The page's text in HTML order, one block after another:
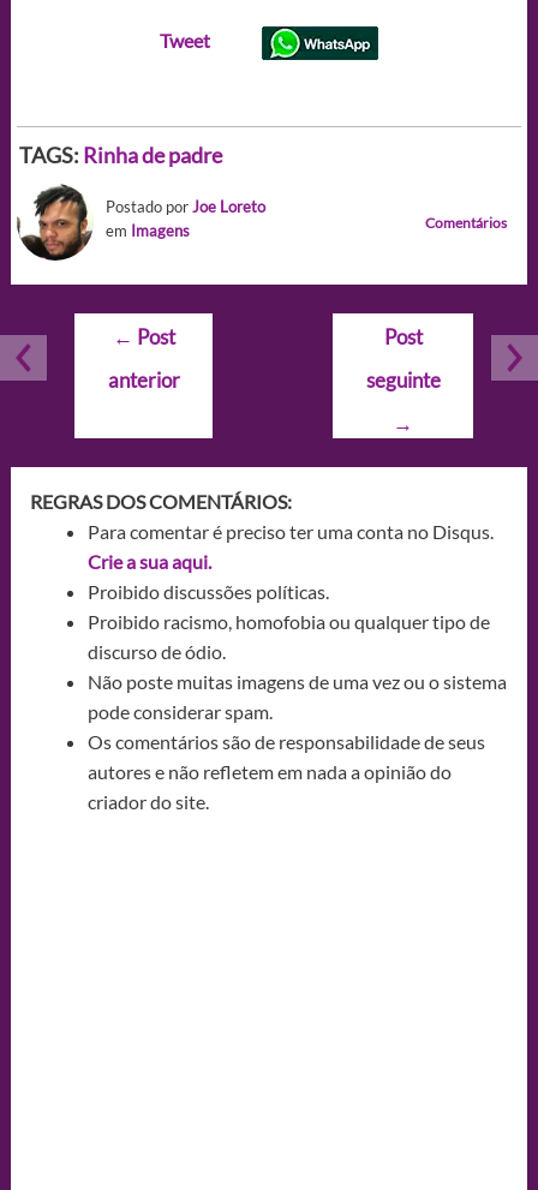
Tweet
TAGS: Rinha de padre
Postado porJoe Loreto
em Imagens Comentários
Navegação
Post
← Post
anterior
Post
seguinte
→
REGRAS DOS COMENTÁRIOS:
Para comentar é preciso ter uma conta no Disqus.
Crie a sua aqui.
Proibido discussões políticas.
Proibido racismo, homofobia ou qualquer tipo de
discurso de ódio.
Não poste muitas imagens de uma vez ou o sistema
pode considerar spam.
Os comentários são de responsabilidade de seus
autores e não refletem em nada a opinião do
criador do site.